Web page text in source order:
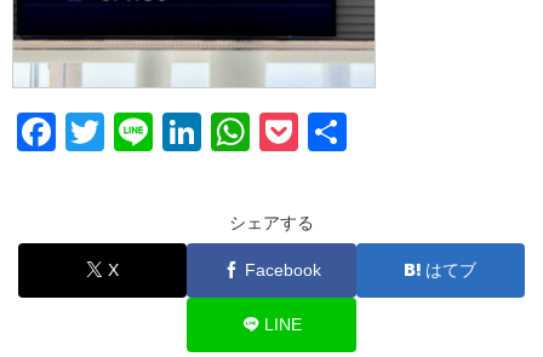
F
e
b
T
er
Li
Li
e
dI
W
at
s
A
p
P
ck
et
シェアする
X Facebook はてブ
LINE